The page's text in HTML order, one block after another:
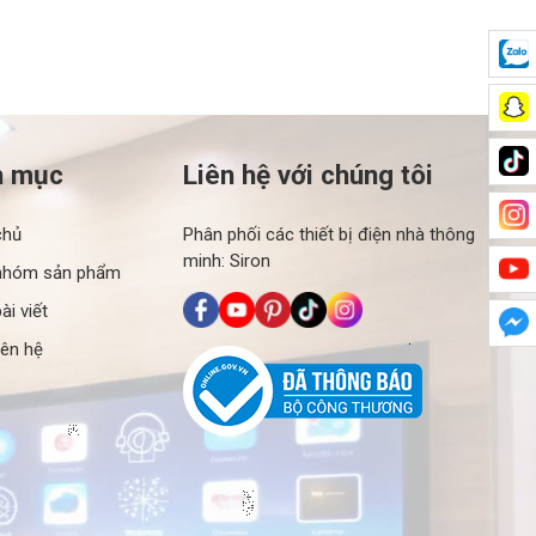
mục
sản phẩm
viết
hệ
Liên hệ với chúng tôi
Phân phối các thiết bị điện nhà thông
minh: Siron